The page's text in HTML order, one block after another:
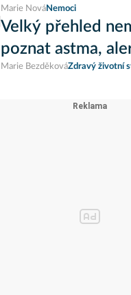
Marie NováNemoci
Velký přehled
poznat astma,
Marie BezděkováZdravý životní